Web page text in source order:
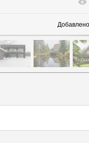
В
Добавлено